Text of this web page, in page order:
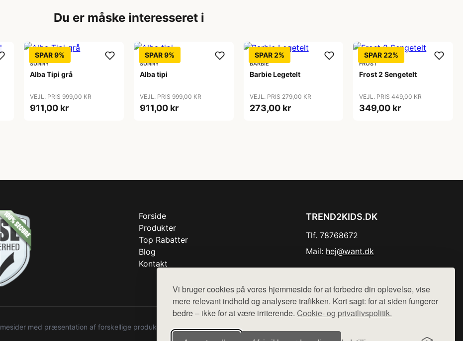
Vi bruger cookies på vores hjemmeside for at forbedre din oplevelse, vise
mere relevant indhold og analysere trafikken. Kort sagt: for at siden fungerer
bedre – ikke for at være irriterende. Cookie- og privatlivspolitik.
Du er måske interesseret i
SPAR 9%
SUNNY
Alba Tipi grå
VEJL. PRIS 999,00 KR
911,00 kr
SPAR 9%
SUNNY
Alba tipi
VEJL. PRIS 999,00 KR
911,00 kr
SPAR 2%
BARBIE
Barbie Legetelt
VEJL. PRIS 279,00 KR
273,00 kr
SPAR 22%
FROST
Frost 2 Sengetelt
VEJL. PRIS 449,00 KR
349,00 kr
Forside
Produkter
Top Rabatter
Blog
Kontakt
TREND2KIDS.DK
Tlf. 78768672
Mail: hej@want.dk
med præsentation af forskellige produkter fra diverse webshops. Der sælges ikke varer fra denne side - vi henviser til de shops,